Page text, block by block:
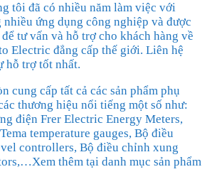
tôi đã có nhiều năm làm việc với
ứng dụng công nghiệp và được
tư vấn và hỗ trợ cho khách hàng về
Electric đẳng cấp thế giới. Liên hệ
hỗ trợ tốt nhất.
cung cấp tất cả các sản phẩm phụ
thương hiệu nổi tiếng một số như:
điện Frer Electric Energy Meters,
temperature gauges, Bộ điều
controllers, Bộ điều chỉnh xung
thêm tại danh mục sản phẩm